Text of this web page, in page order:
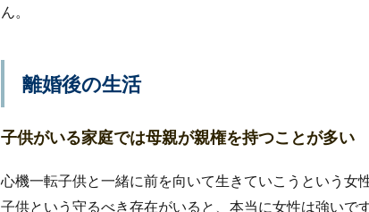
娘の結婚相手に求める
かわいい娘の結婚を考えたこ
もでてくる...
ん。
離婚後の生活
子供がいる家庭では母親が親権を持つことが多い
心機一転子供と一緒に前を向いて生きていこうという女
子供という守るべき存在がいると、本当に女性は強いで